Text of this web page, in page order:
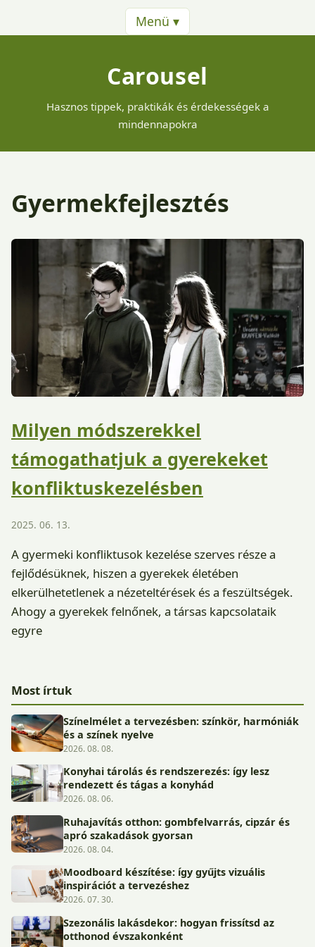
Menü ▾
Carousel
Hasznos tippek, praktikák és érdekességek a
mindennapokra
Gyermekfejlesztés
Milyen módszerekkel
támogathatjuk a gyerekeket
konfliktuskezelésben
2025. 06. 13.
A gyermeki konfliktusok kezelése szerves része a
fejlődésüknek, hiszen a gyerekek életében
elkerülhetetlenek a nézeteltérések és a feszültségek.
Ahogy a gyerekek felnőnek, a társas kapcsolataik
egyre
Most írtuk
Színelmélet a tervezésben: színkör, harmóniák
és a színek nyelve
2026. 08. 08.
Konyhai tárolás és rendszerezés: így lesz
rendezett és tágas a konyhád
2026. 08. 06.
Ruhajavítás otthon: gombfelvarrás, cipzár és
apró szakadások gyorsan
2026. 08. 04.
Moodboard készítése: így gyűjts vizuális
inspirációt a tervezéshez
2026. 07. 30.
Szezonális lakásdekor: hogyan frissítsd az
otthonod évszakonként